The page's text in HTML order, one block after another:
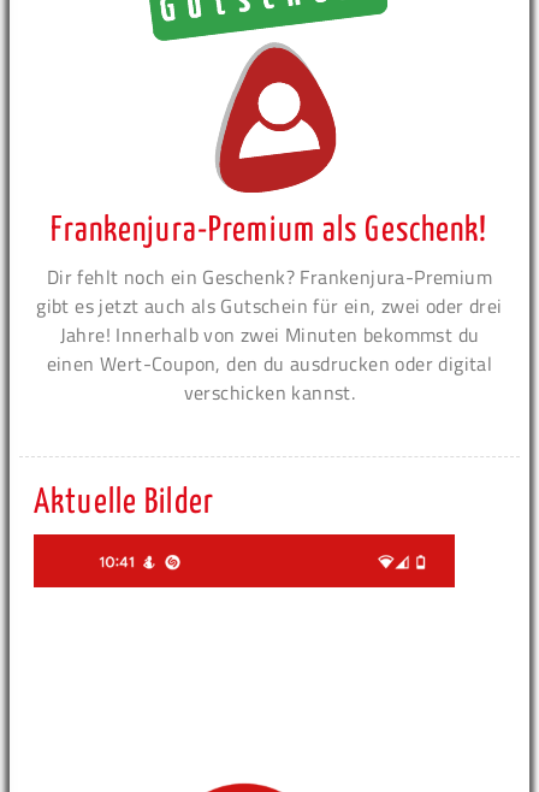
Frankenjura-Premium als Geschenk!
Dir fehlt noch ein Geschenk? Frankenjura-Premium
gibt es jetzt auch als Gutschein für ein, zwei oder drei
Jahre! Innerhalb von zwei Minuten bekommst du
einen Wert-Coupon, den du ausdrucken oder digital
verschicken kannst.
Aktuelle Bilder